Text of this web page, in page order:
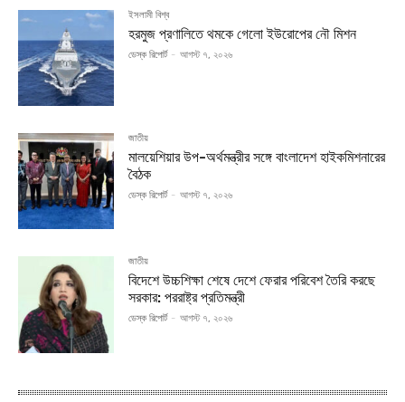
ইসলামী বিশ্ব
হরমুজ প্রণালিতে থমকে গেলো ইউরোপের নৌ মিশন
ডেস্ক রিপোর্ট - আগস্ট ৭, ২০২৬
জাতীয়
মালয়েশিয়ার উপ-অর্থমন্ত্রীর সঙ্গে বাংলাদেশ হাইকমিশনারের
বৈঠক
ডেস্ক রিপোর্ট - আগস্ট ৭, ২০২৬
জাতীয়
বিদেশে উচ্চশিক্ষা শেষে দেশে ফেরার পরিবেশ তৈরি করছে
সরকার: পররাষ্ট্র প্রতিমন্ত্রী
ডেস্ক রিপোর্ট - আগস্ট ৭, ২০২৬